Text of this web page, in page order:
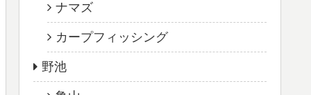
ナマズ
カープフィッシング
野池